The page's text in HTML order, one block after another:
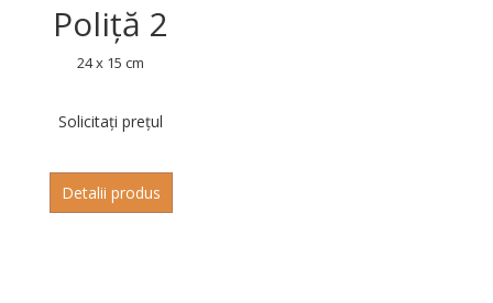
Poliță 2
24 x 15 cm
Solicitați prețul
Detalii produs